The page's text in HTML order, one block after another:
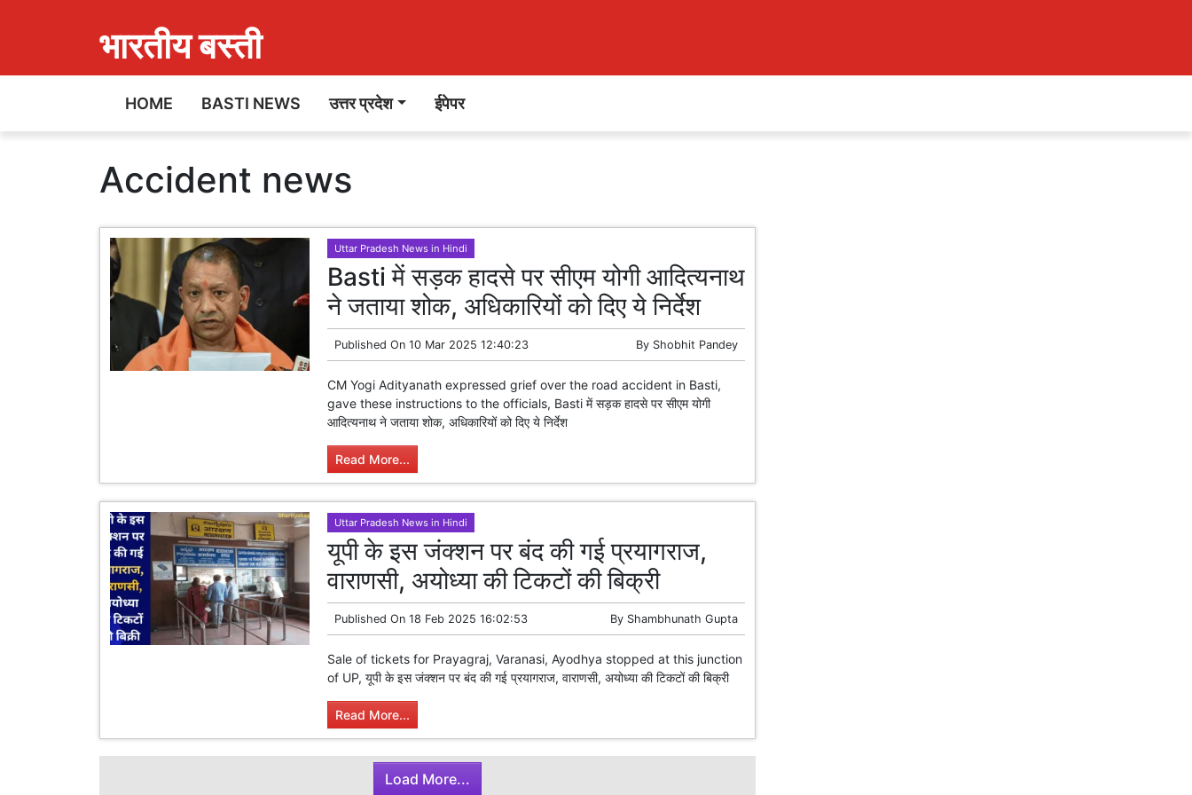
भारतीय बस्ती
HOME BASTI NEWS उत्तर प्रदेश ईपेपर
Accident news
Uttar Pradesh News in Hindi
Basti में सड़क हादसे पर सीएम योगी आदित्यनाथ
ने जताया शोक, अधिकारियों को दिए ये निर्देश
Published On 10 Mar 2025 12:40:23 By Shobhit Pandey
CM Yogi Adityanath expressed grief over the road accident in Basti,
gave these instructions to the officials, Basti में सड़क हादसे पर सीएम योगी
आदित्यनाथ ने जताया शोक, अधिकारियों को दिए ये निर्देश
Read More...
Uttar Pradesh News in Hindi
यूपी के इस जंक्शन पर बंद की गई प्रयागराज,
वाराणसी, अयोध्या की टिकटों की बिक्री
Published On 18 Feb 2025 16:02:53 By Shambhunath Gupta
Sale of tickets for Prayagraj, Varanasi, Ayodhya stopped at this junction
of UP, यूपी के इस जंक्शन पर बंद की गई प्रयागराज, वाराणसी, अयोध्या की टिकटों की बिक्री
Read More...
Load More...